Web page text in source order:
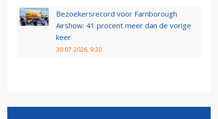
Bezoekersrecord voor Farnborough
Airshow: 41 procent meer dan de vorige
keer
30-07-2026, 9:30